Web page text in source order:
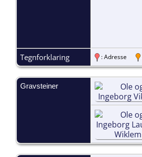
Tegnforklaring : Adresse
Gravsteiner